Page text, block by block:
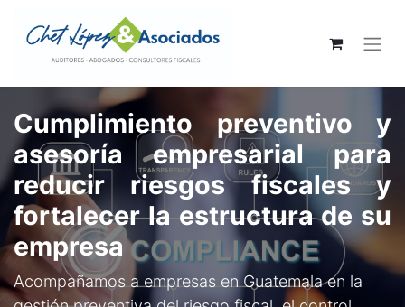
Cumplimiento preventivo y
asesoría empresarial para
reducir riesgos fiscales y
fortalecer la estructura de su
empresa
Acompañamos a empresas en Guatemala en la